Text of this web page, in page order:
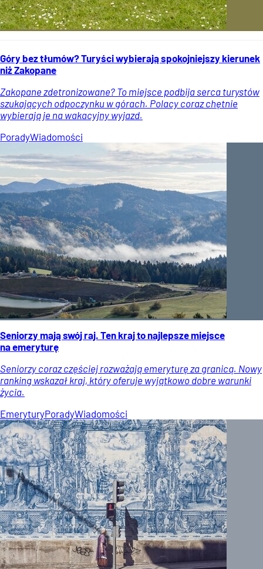
Góry bez tłumów? Turyści wybierają spokojniejszy kierunek
niż Zakopane
Zakopane zdetronizowane? To miejsce podbija serca turystów
szukających odpoczynku w górach. Polacy coraz chętnie
wybierają je na wakacyjny wyjazd.
PoradyWiadomości
Seniorzy mają swój raj. Ten kraj to najlepsze miejsce
na emeryturę
Seniorzy coraz częściej rozważają emeryturę za granicą. Nowy
ranking wskazał kraj, który oferuje wyjątkowo dobre warunki
życia.
EmeryturyPoradyWiadomości